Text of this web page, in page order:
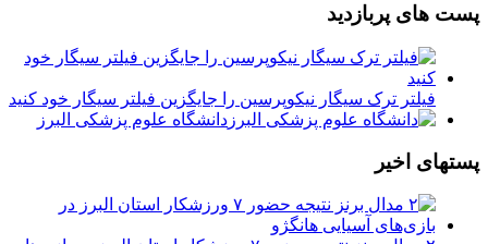
پست های پربازدید
فیلتر ترک سیگار نیکوپرسین را جایگزین فیلتر سیگار خود کنید
دانشگاه علوم پزشکی البرز
پستهای اخیر